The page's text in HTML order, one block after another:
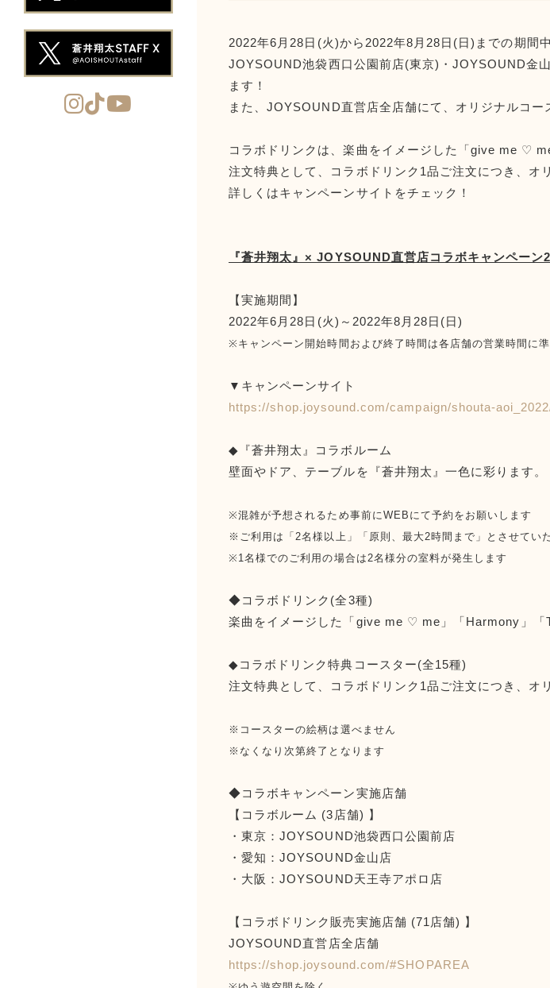
2022年6月28日(火)から2022年8月28日(日)までの期間中
JOYSOUND池袋西口公園前店(東京)・JOYSOUND金
ます！
また、JOYSOUND直営店全店舗にて、オリジナルコー
コラボドリンクは、楽曲をイメージした「give me ♡
注文特典として、コラボドリンク1品ご注文につき、オ
詳しくはキャンペーンサイトをチェック！
『蒼井翔太』× JOYSOUND直営店コラボキャンペーン
【実施期間】
2022年6月28日(火)～2022年8月28日(日)
※キャンペーン開始時間および終了時間は各店舗の営業時間に
▼キャンペーンサイト
https://shop.joysound.com/campaign/shouta-
◆『蒼井翔太』コラボルーム
壁面やドア、テーブルを『蒼井翔太』一色に彩ります。
※混雑が予想されるため事前にWEBにて予約をお願いします
※ご利用は「2名様以上」「原則、最大2時間まで」とさせてい
※1名様でのご利用の場合は2名様分の室料が発生します
◆コラボドリンク(全3種)
楽曲をイメージした「give me ♡ me」「Harmony」「
◆コラボドリンク特典コースター(全15種)
注文特典として、コラボドリンク1品ご注文につき、オ
※コースターの絵柄は選べません
※なくなり次第終了となります
◆コラボキャンペーン実施店舗
【コラボルーム (3店舗) 】
・東京：JOYSOUND池袋西口公園前店
・愛知：JOYSOUND金山店
・大阪：JOYSOUND天王寺アポロ店
【コラボドリンク販売実施店舗 (71店舗) 】
JOYSOUND直営店全店舗
https://shop.joysound.com/#SHOPAREA